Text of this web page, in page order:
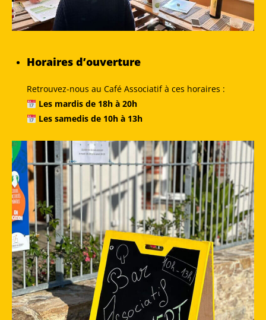
Horaires d’ouverture
Retrouvez-nous au Café Associatif à ces horaires :
Les mardis de 18h à 20h
Les samedis de 10h à 13h